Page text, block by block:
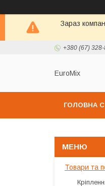
Зараз
+380 (67)
EuroMix
ГОЛОВНА
Товари та